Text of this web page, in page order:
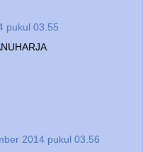
pukul 03.55
2014 pukul 03.56